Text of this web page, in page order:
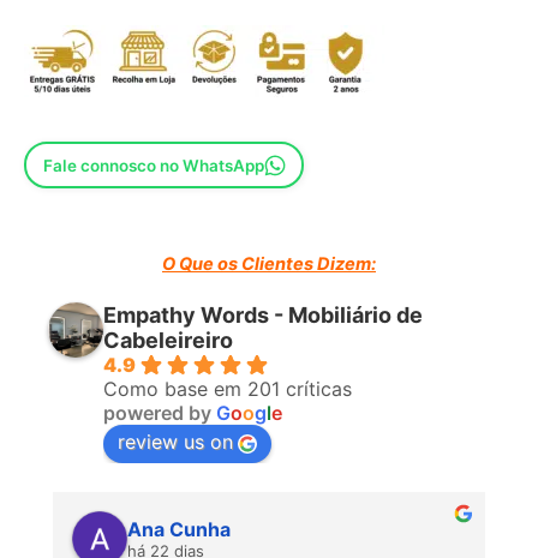
Fale connosco no WhatsApp
O Que os Clientes Dizem:
Empathy Words - Mobiliário de
Cabeleireiro
4.9
Como base em 201 críticas
powered by Google
review us on
Ana Cunha
há 22 dias